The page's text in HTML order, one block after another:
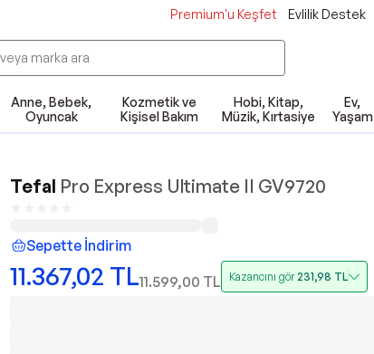
Premium'u Keşfet Evlilik Destek
Anne, Bebek,
Oyuncak
Kozmetik ve
Kişisel Bakım
Hobi, Kitap,
Müzik, Kırtasiye
Ev,
Yaşam
Tefal Pro Express Ultimate II GV9720
Sepette İndirim
11.367,02 TL11.599,00 TL Kazancını gör231,98 TL